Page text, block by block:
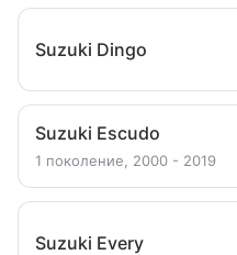
Suzuki Dingo
Suzuki Escudo
1 поколение, 2000 - 2019
Suzuki Every